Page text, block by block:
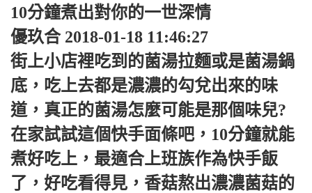
10分鐘煮出對你的一世深情
優玖合 2018-01-18 11:46:27
街上小店裡吃到的菌湯拉麵或是菌湯鍋
底，吃上去都是濃濃的勾兌出來的味
道，真正的菌湯怎麼可能是那個味兒?
在家試試這個快手面條吧，10分鐘就能
煮好吃上，最適合上班族作為快手飯
了，好吃看得見，香菇熬出濃濃菌菇的